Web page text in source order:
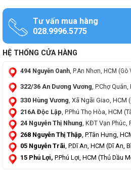
Tư vấn mua hàng
028.9996.5775
HỆ THỐNG CỬA HÀNG
494 Nguyễn Oanh , P.An Nhơn, HCM (Gò
322/36 An Dương Vương , P.Chợ
330 Hùng Vương, Xã Ngãi Giao, HCM
216A Độc Lập , P.Phú Thọ Hòa, HCM
24 Nguyễn Thị Nhung, KĐT Vạn Phúc,
268 Nguyễn Thị Thập , P.Tân Hưng,
05 Nguyễn Trãi, P.Dĩ An, HCM (Dĩ An,
15 Phú Lợi, P.Phú Lợi, HCM (Thủ Dầu